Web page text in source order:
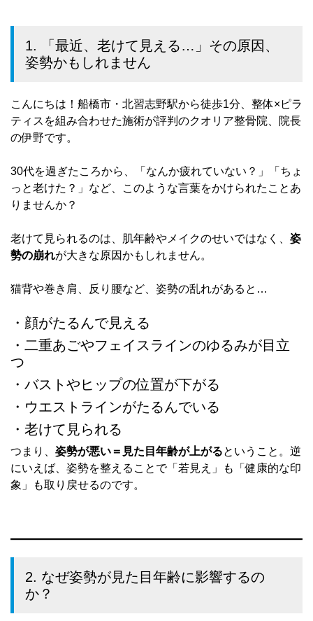
1. 「最近、老けて見える…」その原因、
姿勢かもしれません
こんにちは！船橋市・北習志野駅から徒歩1分、整体×ピラ
ティスを組み合わせた施術が評判のクオリア整骨院、院長
の伊野です。
30代を過ぎたころから、「なんか疲れていない？」「ちょ
っと老けた？」など、このような言葉をかけられたことあ
りませんか？
老けて見られるのは、肌年齢やメイクのせいではなく、 姿
勢の崩れが大きな原因かもしれません。
猫背や巻き肩、反り腰など、姿勢の乱れがあると…
・顔がたるんで見える
・二重あごやフェイスラインのゆるみが目立
つ
・バストやヒップの位置が下がる
・ウエストラインがたるんでいる
・老けて見られる
つまり、 姿勢が悪い＝見た目年齢が上がるということ。逆
にいえば、姿勢を整えることで「若見え」も「健康的な印
象」も取り戻せるのです。
2. なぜ姿勢が見た目年齢に影響するの
か？